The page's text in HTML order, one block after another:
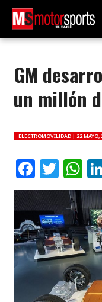
GM
un millón
ELECTROMOVILIDAD | 22 MAYO,